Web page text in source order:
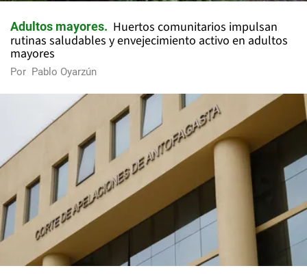
Adultos mayores
Huertos comunitarios impulsan
rutinas saludables y envejecimiento activo en adultos
mayores
Por Pablo Oyarzún